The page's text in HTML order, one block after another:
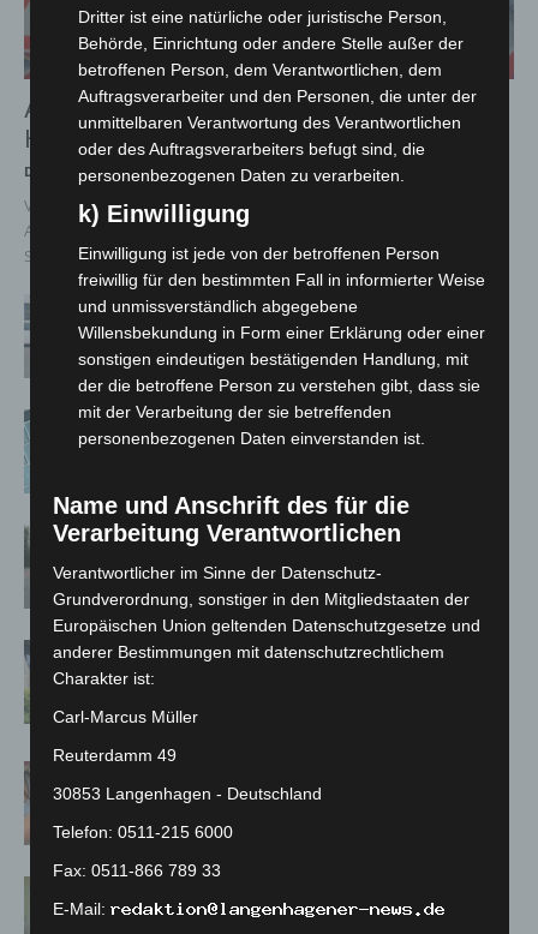
A2: Zweite Turbobaustelle startet zwischen
Hannover-West und Bothfeld
Die Redaktion - 8. August 2026
Vollsperrung Richtung Berlin vom 7. bis 10. August – Umleitung über
A352 und A7 Hannover. Auf der A2 steht das zweite
Sanierungswochenende zwischen dem Autobahndreieck...
Niedersachsen: Feuerwehrkräfte kehren
nach Waldbrandeinsatz aus Spanien zurück
7. August 2026
Anklage nach Abschaltung von „Archetyp
Market“ erhoben
Hannover: Polizei stoppt 166
Schwarz Digits und Zscaler starten
2. August 2026
Warnung nicht, was zu tun ist
31. Juli 2026
auf hohem Niveau
Dritter ist eine natürliche oder juristische Person,
Behörde, Einrichtung oder andere Stelle außer der
betroffenen Person, dem Verantwortlichen, dem
Auftragsverarbeiter und den Personen, die unter der
unmittelbaren Verantwortung des Verantwortlichen
oder des Auftragsverarbeiters befugt sind, die
personenbezogenen Daten zu verarbeiten.
k) Einwilligung
Einwilligung ist jede von der betroffenen Person
freiwillig für den bestimmten Fall in informierter Weise
und unmissverständlich abgegebene
Willensbekundung in Form einer Erklärung oder einer
sonstigen eindeutigen bestätigenden Handlung, mit
der die betroffene Person zu verstehen gibt, dass sie
mit der Verarbeitung der sie betreffenden
personenbezogenen Daten einverstanden ist.
Name und Anschrift des für die
Verarbeitung Verantwortlichen
Verantwortlicher im Sinne der Datenschutz-
Grundverordnung, sonstiger in den Mitgliedstaaten der
Europäischen Union geltenden Datenschutzgesetze und
anderer Bestimmungen mit datenschutzrechtlichem
Charakter ist:
Carl-Marcus Müller
Reuterdamm 49
30853 Langenhagen - Deutschland
Telefon: 0511-215 6000
Fax: 0511-866 789 33
E-Mail: